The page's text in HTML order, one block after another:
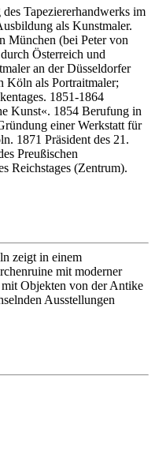
Tapeziererhandwerks im
als Kunstmaler.
München (bei Peter von
Österreich und
an der Düsseldorfer
Köln als Portraitmaler;
1851-1864
Kunst«. 1854 Berufung in
einer Werkstatt für
1871 Präsident des 21.
Preußischen
Reichstages (Zentrum).
zeigt in einem
mit moderner
Objekten von der Antike
Ausstellungen